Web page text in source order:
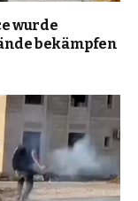
wurde
bekämpfen